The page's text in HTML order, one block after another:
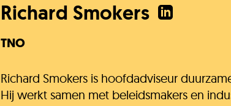
Richard Smokers
TNO
Richard Smokers is hoofdadviseur
Hij werkt samen met beleidsmakers en